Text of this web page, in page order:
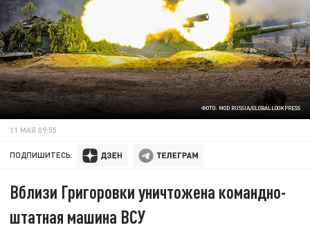
ФОТО: MOD RUSSIA/GLOBALLOOKPRESS
11 МАЯ 09:55
ПОДПИШИТЕСЬ:
Вблизи Григоровки уничтожена командно-
штатная машина ВСУ